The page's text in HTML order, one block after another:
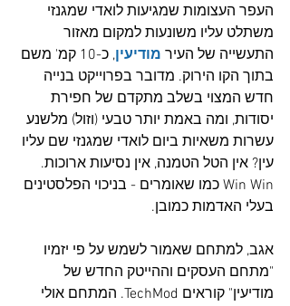
העפר העצומות שמגיעות לואדי שמגנזי
משתלט עליו משונעות למקום מאזור
התעשייה של העיר מודיעין
, כ-10 קמ' משם
בתוך הקו הירוק. מדובר בפרוייקט בנייה
חדש המצוי בשלב מתקדם של חפירת
יסודות, ומה באמת יותר טבעי (וזול) מלשנע
עשרות משאיות ביום לואדי שמגנזי שם עליו
עין? אין הטל הטמנה, אין נסיעות ארוכות.
Win Win כמו שאומרים - בניכוי הפלסטינים
בעלי האדמות כמובן.
אגב, למתחם שאמור לשמש על פי יזמיו
"מתחם העסקים וההייטק החדש של
מודיעין" קוראים TechMod. המתחם אולי